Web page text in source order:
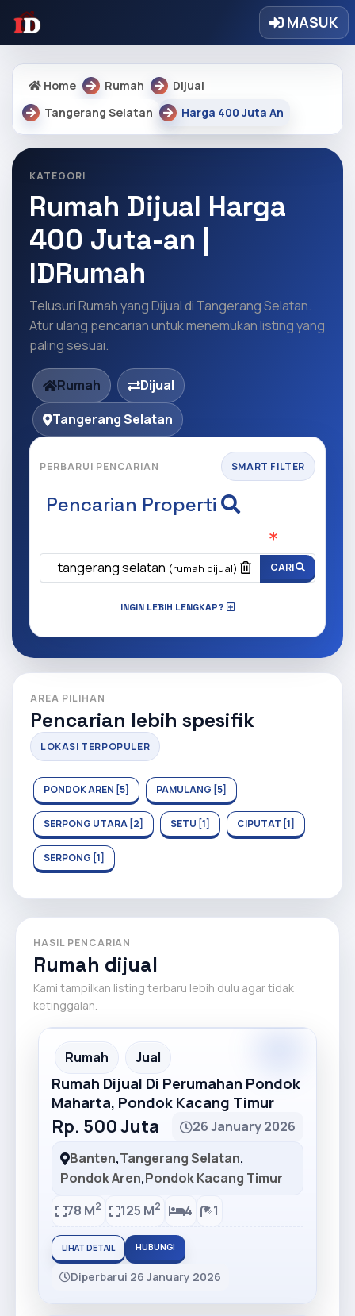
MASUK
Home Rumah
Dijual
Tangerang Selatan
Harga 400 Juta An
KATEGORI
Rumah Dijual Harga
400 Juta-an |
IDRumah
Telusuri Rumah yang Dijual di Tangerang Selatan.
Atur ulang pencarian untuk menemukan listing yang
paling sesuai.
Rumah
Dijual
Tangerang Selatan
PERBARUI PENCARIAN SMART FILTER
Pencarian Properti
tangerang selatan (rumah dijual) CARI
INGIN LEBIH LENGKAP?
AREA PILIHAN
Pencarian lebih spesifik
LOKASI TERPOPULER
PONDOK AREN [5] PAMULANG [5]
SERPONG UTARA [2] SETU [1] CIPUTAT [1]
SERPONG [1]
HASIL PENCARIAN
Rumah dijual
Kami tampilkan listing terbaru lebih dulu agar tidak
ketinggalan.
Recommended
Rumah Jual
Rumah Dijual Di Perumahan Pondok
Maharta, Pondok Kacang Timur
Rp. 500 Juta
26 January 2026
Banten,Tangerang Selatan,
Pondok Aren,Pondok Kacang Timur
78 M2 125 M2 4 1
LIHAT DETAIL HUBUNGI
Diperbarui 26 January 2026